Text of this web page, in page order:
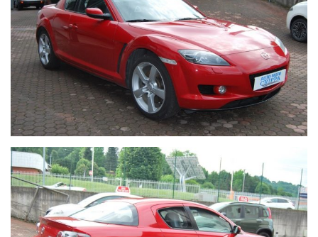
La nostra officina con salone è presente da oltre 30 anni nel
settore ed è attrezzata per poter effettuare i tagliandi su tutte
le auto (di qualsiasi marca) fin dal primo giorno di vita senza
perdere la garanzia legale e anche tagliandi post-garanzia.
Le attività che siamo in grado di offrire sono: officina,
elettrauto, gommista, riparazione condizionatori e cambi
automatici, revisioni ministeriali, impianti a GPL e metano,
antifurti, autoradio e satellitari, carrozzeria auto, servizio
carro attrezzi , sostituzione, riparazione e custodia di
pneumatici invernali/estivi, officina certificata per poter
effettuare tagliandi su tutte le auto (di qualsiasi marca) fin dal
primo giorno di vita senza perdere la garanzia legale e anche
tagliandi post-garanzia con l’utilizzo di ricambi originali e con
strumenti di diagnosi sempre aggiornati.